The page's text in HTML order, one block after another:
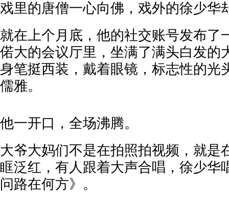
戏里的唐僧一心向佛，戏外的徐少华
就在上个月底，他的社交账号发布了
偌大的会议厅里，坐满了满头白发的
身笔挺西装，戴着眼镜，标志性的光
儒雅。
他一开口，全场沸腾。
大爷大妈们不是在拍照拍视频，就是
眶泛红，有人跟着大声合唱，徐少华
问路在何方》。